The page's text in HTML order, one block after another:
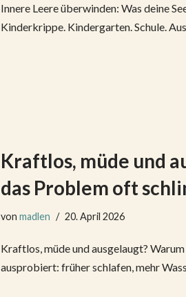
Innere Leere überwinden: Was deine
Kinderkrippe. Kindergarten. Schule.
Kraftlos, müde und
das Problem oft
von madlen 20. April 2026
Kraftlos, müde und ausgelaugt?
ausprobiert: früher schlafen, mehr